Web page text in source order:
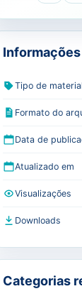
Tipo de material
Formato do
Data de
Atualizado em
Visualizações
Downloads
Categorias